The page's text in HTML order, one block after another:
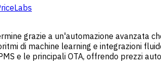
grazie a un'automazione avanzata
di machine learning e integrazioni
e le principali OTA, offrendo prezzi